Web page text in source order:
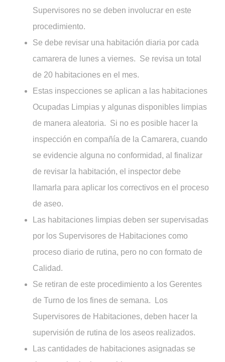
Supervisores no se deben involucrar en este
procedimiento.
Se debe revisar una habitación diaria por cada
camarera de lunes a viernes. Se revisa un total
de 20 habitaciones en el mes.
Estas inspecciones se aplican a las habitaciones
Ocupadas Limpias y algunas disponibles limpias
de manera aleatoria. Si no es posible hacer la
inspección en compañía de la Camarera, cuando
se evidencie alguna no conformidad, al finalizar
de revisar la habitación, el inspector debe
llamarla para aplicar los correctivos en el proceso
de aseo.
Las habitaciones limpias deben ser supervisadas
por los Supervisores de Habitaciones como
proceso diario de rutina, pero no con formato de
Calidad.
Se retiran de este procedimiento a los Gerentes
de Turno de los fines de semana. Los
Supervisores de Habitaciones, deben hacer la
supervisión de rutina de los aseos realizados.
Las cantidades de habitaciones asignadas se